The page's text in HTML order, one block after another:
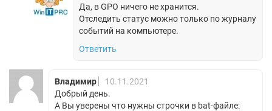
Да, в GPO ничего не хранится.
Отследить статус можно только по журналу
событий на компьютере.
Ответить
Владимир
10.11.2021
Добрый день.
А Вы уверены что нужны строчки в bat-файле: